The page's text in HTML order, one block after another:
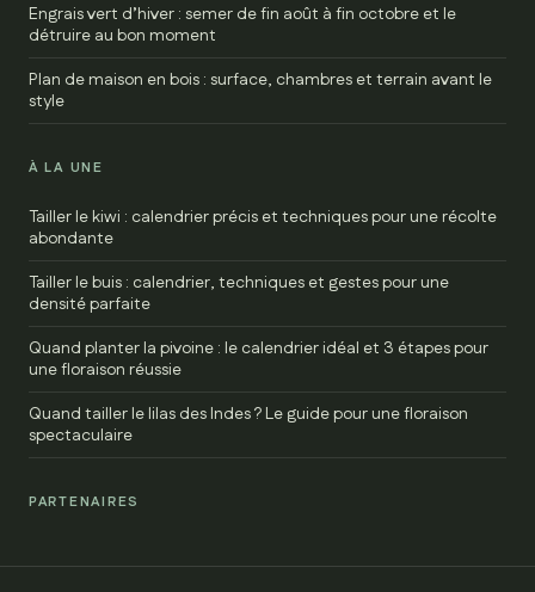
Engrais vert d’hiver : semer de fin août à fin octobre et le
détruire au bon moment
Plan de maison en bois : surface, chambres et terrain avant le
style
À LA UNE
Tailler le kiwi : calendrier précis et techniques pour une récolte
abondante
Tailler le buis : calendrier, techniques et gestes pour une
densité parfaite
Quand planter la pivoine : le calendrier idéal et 3 étapes pour
une floraison réussie
Quand tailler le lilas des Indes ? Le guide pour une floraison
spectaculaire
PARTENAIRES